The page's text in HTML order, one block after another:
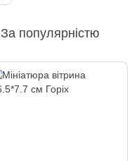
За популярністю